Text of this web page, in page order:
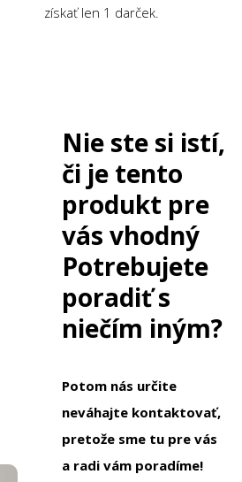
získať len 1 darček.
Nie ste si istí,
či je tento
produkt pre
vás vhodný
Potrebujete
poradiť s
niečím iným?
Potom nás určite
neváhajte kontaktovať,
pretože sme tu pre vás
a radi vám poradíme!